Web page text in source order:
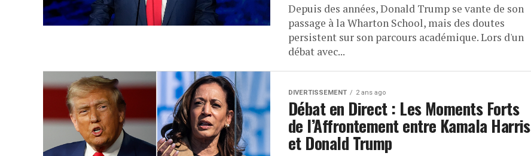
Depuis des années, Donald Trump se vante de son
passage à la Wharton School, mais des doutes
persistent sur son parcours académique. Lors d'un
débat avec...
DIVERTISSEMENT 2 ans ago
Débat en Direct : Les Moments Forts
de l’Affrontement entre Kamala Harris
et Donald Trump